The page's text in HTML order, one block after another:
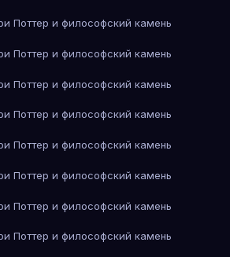
Поттер и философский камень
Поттер и философский камень
Поттер и философский камень
Поттер и философский камень
Поттер и философский камень
Поттер и философский камень
Поттер и философский камень
Поттер и философский камень